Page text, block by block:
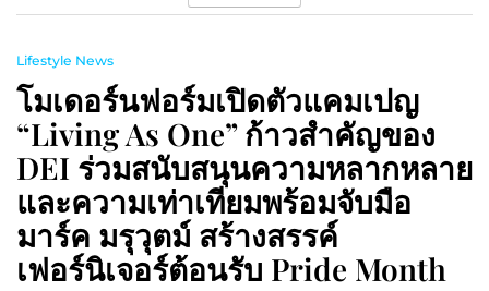
Lifestyle News
โมเดอร์นฟอร์มเปิดตัวแคมเปญ
“Living As One” ก้าวสำคัญของ
DEI ร่วมสนับสนุนความหลากหลาย
และความเท่าเทียมพร้อมจับมือ
มาร์ค มรุวุตม์ สร้างสรรค์
เฟอร์นิเจอร์ต้อนรับ Pride Month